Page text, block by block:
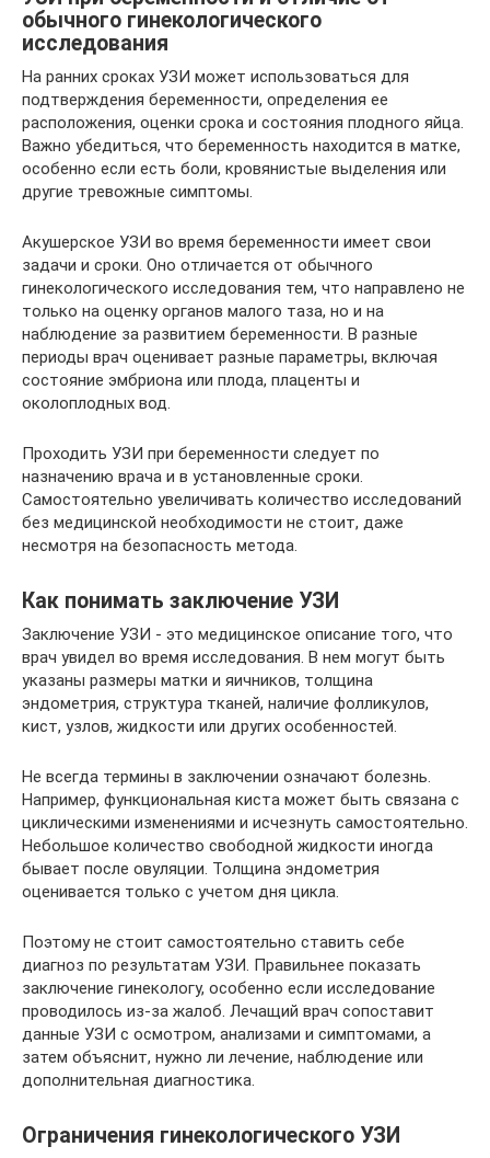
обычного гинекологического
исследования
На ранних сроках УЗИ может использоваться для
подтверждения беременности, определения ее
расположения, оценки срока и состояния плодного яйца.
Важно убедиться, что беременность находится в матке,
особенно если есть боли, кровянистые выделения или
другие тревожные симптомы.
Акушерское УЗИ во время беременности имеет свои
задачи и сроки. Оно отличается от обычного
гинекологического исследования тем, что направлено не
только на оценку органов малого таза, но и на
наблюдение за развитием беременности. В разные
периоды врач оценивает разные параметры, включая
состояние эмбриона или плода, плаценты и
околоплодных вод.
Проходить УЗИ при беременности следует по
назначению врача и в установленные сроки.
Самостоятельно увеличивать количество исследований
без медицинской необходимости не стоит, даже
несмотря на безопасность метода.
Как понимать заключение УЗИ
Заключение УЗИ - это медицинское описание того, что
врач увидел во время исследования. В нем могут быть
указаны размеры матки и яичников, толщина
эндометрия, структура тканей, наличие фолликулов,
кист, узлов, жидкости или других особенностей.
Не всегда термины в заключении означают болезнь.
Например, функциональная киста может быть связана с
циклическими изменениями и исчезнуть самостоятельно.
Небольшое количество свободной жидкости иногда
бывает после овуляции. Толщина эндометрия
оценивается только с учетом дня цикла.
Поэтому не стоит самостоятельно ставить себе
диагноз по результатам УЗИ. Правильнее показать
заключение гинекологу, особенно если исследование
проводилось из-за жалоб. Лечащий врач сопоставит
данные УЗИ с осмотром, анализами и симптомами, а
затем объяснит, нужно ли лечение, наблюдение или
дополнительная диагностика.
Ограничения гинекологического УЗИ